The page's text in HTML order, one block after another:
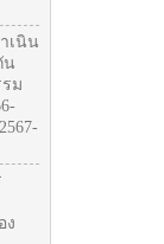
เนิน
น
ม
ง